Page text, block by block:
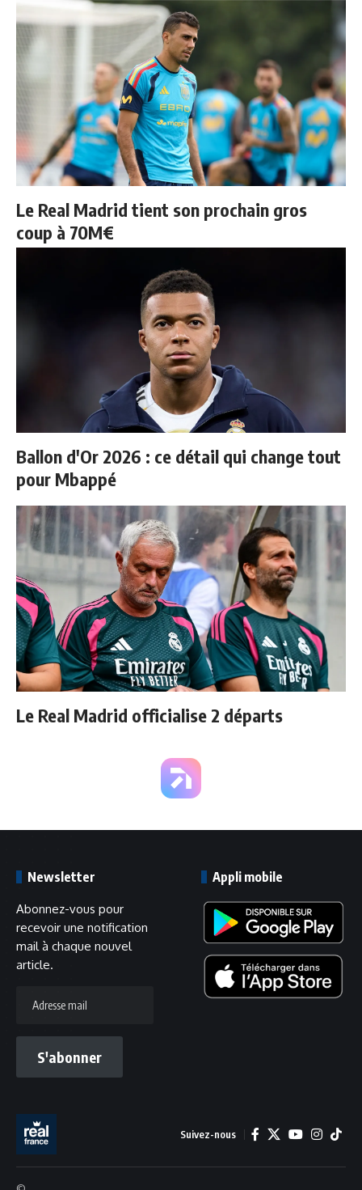
Le Real Madrid tient son prochain gros
coup à 70M€
Ballon d'Or 2026 : ce détail qui change tout
pour Mbappé
Le Real Madrid officialise 2 départs
Newsletter
Abonnez-vous pour
recevoir une notification
mail à chaque nouvel
article.
mail
S'abonner
Appli mobile
Suivez-nous